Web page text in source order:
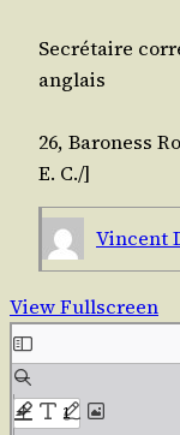
Secré­taire
anglais
26, Baro­ness
E. C./]
Vincent
View Fullscreen